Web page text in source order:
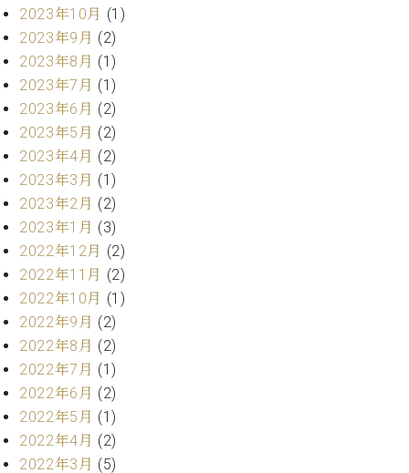
2023年10月 (1)
2023年9月 (2)
2023年8月 (1)
2023年7月 (1)
2023年6月 (2)
2023年5月 (2)
2023年4月 (2)
2023年3月 (1)
2023年2月 (2)
2023年1月 (3)
2022年12月 (2)
2022年11月 (2)
2022年10月 (1)
2022年9月 (2)
2022年8月 (2)
2022年7月 (1)
2022年6月 (2)
2022年5月 (1)
2022年4月 (2)
2022年3月 (5)